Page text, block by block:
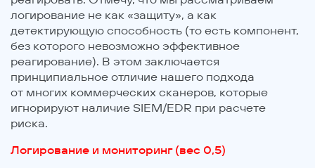
логирование не как «защиту», а как
детектирующую способность (то есть компонент,
без которого невозможно эффективное
реагирование). В этом заключается
принципиальное отличие нашего подхода
от многих коммерческих сканеров, которые
игнорируют наличие SIEM/EDR при расчете
риска.
Логирование и мониторинг (вес 0,5)